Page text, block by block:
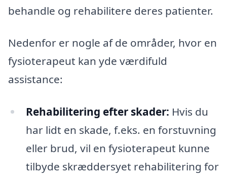
behandle og rehabilitere deres patienter.
Nedenfor er nogle af de områder, hvor en
fysioterapeut kan yde værdifuld
assistance:
Rehabilitering efter skader: Hvis du
har lidt en skade, f.eks. en forstuvning
eller brud, vil en fysioterapeut kunne
tilbyde skræddersyet rehabilitering for